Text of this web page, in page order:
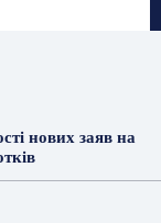
нових заяв на